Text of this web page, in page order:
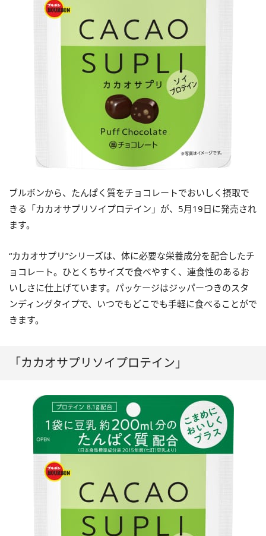
ブルボンから、たんぱく質をチョコレートでおいしく摂取で
きる「カカオサプリソイプロテイン」が、5月19日に発売され
ます。
“カカオサプリ”シリーズは、体に必要な栄養成分を配合したチ
ョコレート。ひとくちサイズで食べやすく、連食性のあるお
いしさに仕上げています。パッケージはジッパーつきのスタ
ンディングタイプで、いつでもどこでも手軽に食べることがで
きます。
「カカオサプリソイプロテイン」